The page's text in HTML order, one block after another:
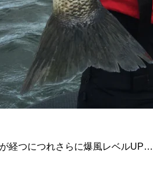
経つにつれさらに爆風レベル